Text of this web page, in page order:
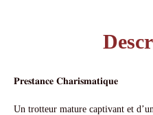
𝐏𝐫𝐞𝐬𝐭𝐚𝐧𝐜𝐞 𝐂𝐡𝐚𝐫𝐢𝐬𝐦𝐚𝐭𝐢𝐪𝐮𝐞
Un trotteur mature captivant et